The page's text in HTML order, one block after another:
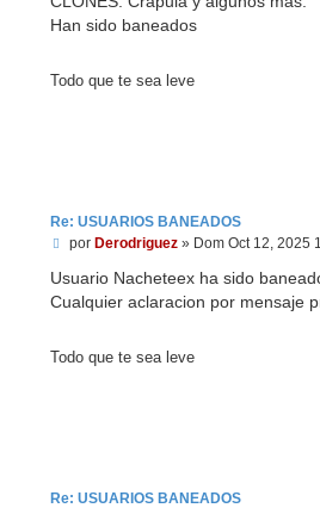
a
Han sido baneados
Todo que te sea leve
Re: USUARIOS BANEADOS
M
n
a
por Derodriguez» Dom Oct 12, 2025
Usuario Nacheteex ha sido
Cualquier aclaracion por mensaje
Todo que te sea leve
Re: USUARIOS BANEADOS